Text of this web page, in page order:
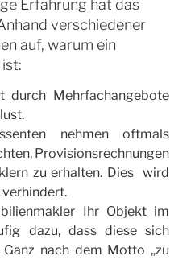
Erfahrung hat das
verschiedener
auf, warum ein
durch Mehrfachangebote
nehmen oftmals
Provisionsrechnungen
zu erhalten. Dies wird
Ihr Objekt im
dazu, dass diese sich
nach dem Motto „zu